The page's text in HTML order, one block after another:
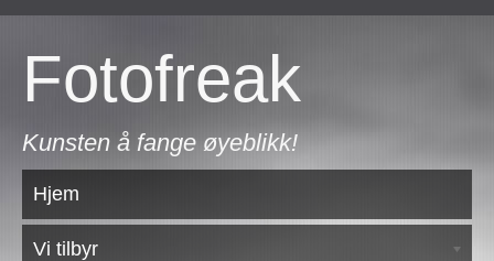
Fotofreak
Kunsten å fange øyeblikk!
Hjem
Vi tilbyr